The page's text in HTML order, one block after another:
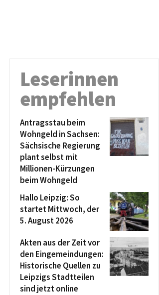
Leserinnen
empfehlen
Antragsstau beim
Wohngeld in Sachsen:
Sächsische Regierung
plant selbst mit
Millionen-Kürzungen
beim Wohngeld
Hallo Leipzig: So
startet Mittwoch, der
5. August 2026
Akten aus der Zeit vor
den Eingemeindungen:
Historische Quellen zu
Leipzigs Stadtteilen
sind jetzt online